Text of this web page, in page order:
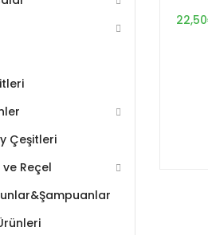
22,50
Çeşitleri
ve Reçel